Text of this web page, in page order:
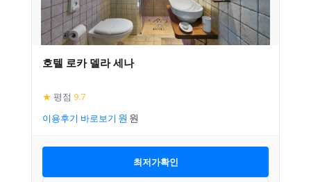
호텔 로카 델라 세나
★ 평점 9.7
이용후기 바로보기
최저가확인